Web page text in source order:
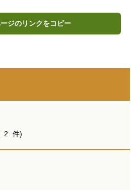
ジのリンクをコピー
2